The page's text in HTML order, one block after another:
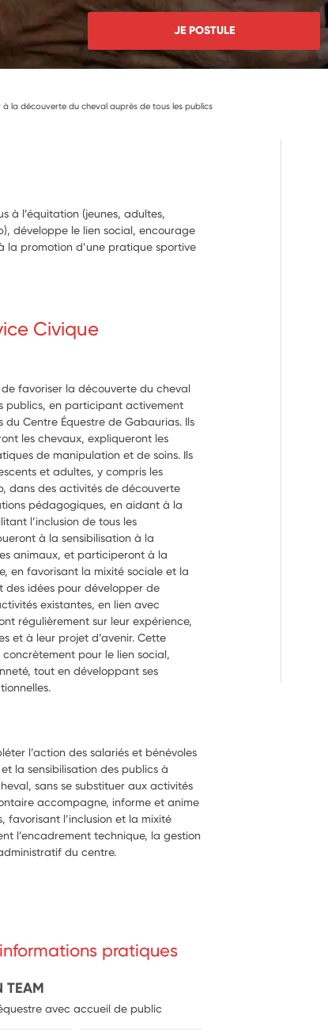
JE POSTULE
à la découverte du cheval auprès de tous les publics
à l’équitation (jeunes, adultes,
développe le lien social, encourage
la promotion d’une pratique sportive
Civique
favoriser la découverte du cheval
publics, en participant activement
Centre Équestre de Gabaurias. Ils
les chevaux, expliqueront les
de manipulation et de soins. Ils
et adultes, y compris les
dans des activités de découverte
pédagogiques, en aidant à la
l’inclusion de tous les
à la sensibilisation à la
animaux, et participeront à la
en favorisant la mixité sociale et la
des idées pour développer de
existantes, en lien avec
régulièrement sur leur expérience,
et à leur projet d’avenir. Cette
pour le lien social,
tout en développant ses
l’action des salariés et bénévoles
la sensibilisation des publics à
sans se substituer aux activités
accompagne, informe et anime
favorisant l’inclusion et la mixité
l’encadrement technique, la gestion
du centre.
distinct et spécifique, dédié au lien
des professionnels.
pratiques
TEAM
avec accueil de public